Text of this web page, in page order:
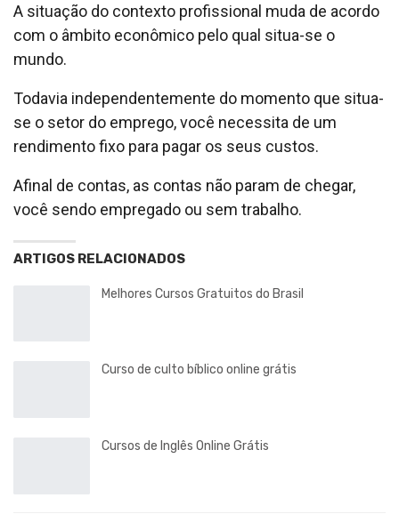
A situação do contexto profissional muda de acordo
com o âmbito econômico pelo qual situa-se o
mundo.
Todavia independentemente do momento que situa-
se o setor do emprego, você necessita de um
rendimento fixo para pagar os seus custos.
Afinal de contas, as contas não param de chegar,
você sendo empregado ou sem trabalho.
ARTIGOS RELACIONADOS
Melhores Cursos Gratuitos do Brasil
Curso de culto bíblico online grátis
Cursos de Inglês Online Grátis